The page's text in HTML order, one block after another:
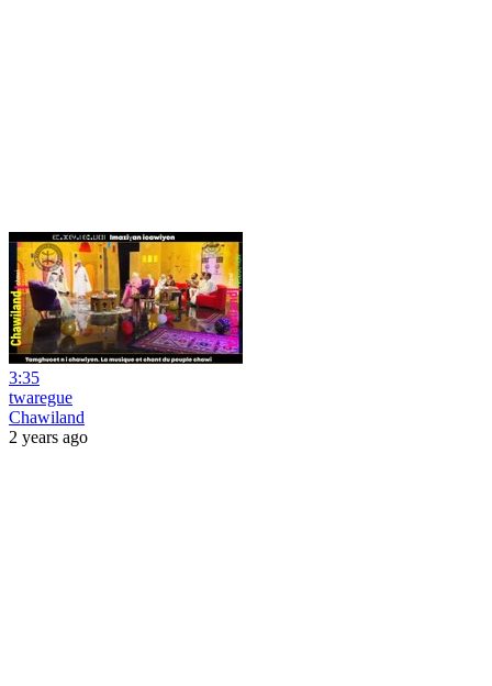
3:35
twaregue
Chawiland
2 years ago